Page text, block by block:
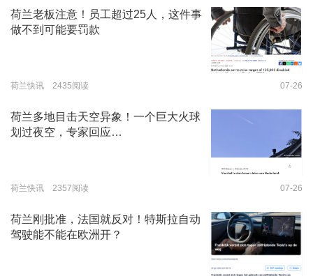
荷兰老板注意！员工超过25人，这件事
做不到可能要罚款
荷兰快讯 2435阅读 07-26
荷兰多地目击天空异象！一个巨大火球
划过夜空，专家回应…
荷兰快讯 2357阅读 07-26
荷兰刚批准，法国就反对！特斯拉自动
驾驶能不能在欧洲开？